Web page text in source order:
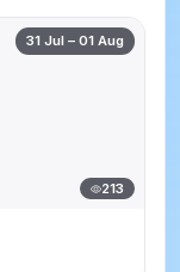
31 Jul – 01 Aug
213